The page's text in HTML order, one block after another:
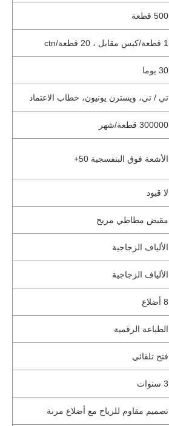
500 قطعة
1 قطعة/كيس مقابل ، 20 قطعة/ctn
30 يوما
تي / تي، ويسترن يونيون، خطاب الاعتماد
300000 قطعة/شهر
الأشعة فوق البنفسجية 50+
لا قيود
مقبض مطاطي مريح
الألياف الزجاجية
الألياف الزجاجية
8 أضلاع
الطباعة الرقمية
فتح تلقائي
3 سنوات
تصميم مقاوم للرياح مع أضلاع مرنة